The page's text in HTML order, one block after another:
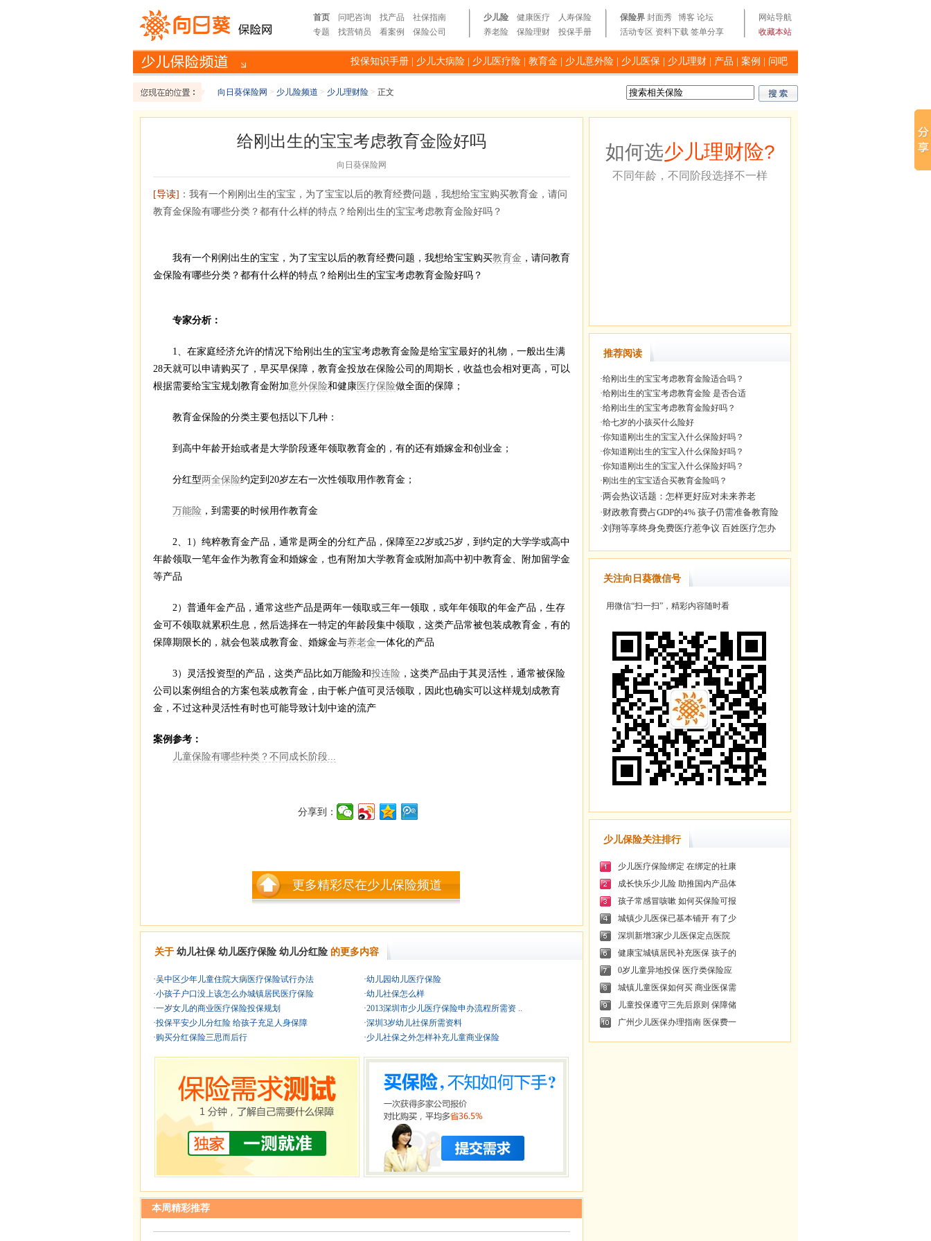
首页 问吧咨询 找产品
社保指南
专题
找营销员 看案例 保险公司
少儿险 健康医疗
人寿保险
养老险
保险理财 投保手册
保险界 封面秀 博客 论坛
活动专区 资料下载 签单分享
网站导航
收藏本站
投保知识手册 少儿大病险 少儿医疗险 教育金 少儿意外险 少儿医保 少儿理财 产品 案例 问吧
向日葵保险网 > 少儿险频道 > 少儿理财险 > 正文
给刚出生的宝宝考虑教育金险好吗
向日葵保险网
[导读] ：我有一个刚刚出生的宝宝，为了宝宝以后的教育经费问题，我想给宝宝购买教育金，请问
教育金保险有哪些分类？都有什么样的特点？给刚出生的宝宝考虑教育金险好吗？
我有一个刚刚出生的宝宝，为了宝宝以后的教育经费问题，我想给宝宝购买教育金 ，请问教育
金保险有哪些分类？都有什么样的特点？给刚出生的宝宝考虑教育金险好吗？
专家分析：
1、在家庭经济允许的情况下给刚出生的宝宝考虑教育金险是给宝宝最好的礼物，一般出生满
28天就可以申请购买了，早买早保障，教育金投放在保险公司的周期长，收益也会相对更高，可以
根据需要给宝宝规划教育金附加意外保险和健康 医疗保险做全面的保障；
教育金保险的分类主要包括以下几种：
到高中年龄开始或者是大学阶段逐年领取教育金的，有的还有婚嫁金和创业金；
分红型两全保险约定到20岁左右一次性领取用作教育金；
万能险 ，到需要的时候用作教育金
2、1）纯粹教育金产品，通常是两全的分红产品，保障至22岁或25岁，到约定的大学学或高中
年龄领取一笔年金作为教育金和婚嫁金，也有附加大学教育金或附加高中初中教育金、附加留学金
等产品
2）普通年金产品，通常这些产品是两年一领取或三年一领取，或年年领取的年金产品，生存
金可不领取就累积生息，然后选择在一特定的年龄段集中领取，这类产品常被包装成教育金，有的
保障期限长的，就会包装成教育金、婚嫁金与养老金一体化的产品
3）灵活投资型的产品，这类产品比如万能险和投连险 ，这类产品由于其灵活性，通常被保险
公司以案例组合的方案包装成教育金，由于帐户值可灵活领取，因此也确实可以这样规划成教育
金，不过这种灵活性有时也可能导致计划中途的流产
案例参考：
儿童保险有哪些种类？不同成长阶段...
分享到：
更多精彩尽在少儿保险频道
关于 幼儿社保 幼儿医疗保险 幼儿分红险 的更多内容
·吴中区少年儿童住院大病医疗保险试行办法
·小孩子户口没上该怎么办城镇居民医疗保险
·一岁女儿的商业医疗保险投保规划
·投保平安少儿分红险 给孩子充足人身保障
·购买分红保险三思而后行
·幼儿园幼儿医疗保险
·幼儿社保怎么样
·2013深圳市少儿医疗保险申办流程所需资 ..
·深圳3岁幼儿社保所需资料
·少儿社保之外怎样补充儿童商业保险
本周精彩推荐
如何选少儿理财险?
不同年龄，不同阶段选择不一样
推荐阅读
·给刚出生的宝宝考虑教育金险适合吗？
·给刚出生的宝宝考虑教育金险 是否合适
·给刚出生的宝宝考虑教育金险好吗？
·给七岁的小孩买什么险好
·你知道刚出生的宝宝入什么保险好吗？
·你知道刚出生的宝宝入什么保险好吗？
·你知道刚出生的宝宝入什么保险好吗？
·刚出生的宝宝适合买教育金险吗？
关注向日葵微信号
用微信“扫一扫”，精彩内容随时看
少儿保险关注排行
少儿医疗保险绑定 在绑定的社康
成长快乐少儿险 助推国内产品体
孩子常感冒咳嗽 如何买保险可报
城镇少儿医保已基本铺开 有了少
深圳新增3家少儿医保定点医院
健康宝城镇居民补充医保 孩子的
0岁儿童异地投保 医疗类保险应
城镇儿童医保如何买 商业医保需
儿童投保遵守三先后原则 保障储
广州少儿医保办理指南 医保费一